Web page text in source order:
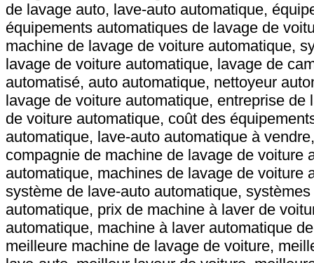
de lavage auto, lave-auto automatique,
équipements automatiques de lavage de
machine de lavage de voiture automatique,
lavage de voiture automatique, lavage de
automatisé, auto automatique, nettoyeur
lavage de voiture automatique, entreprise
de voiture automatique, coût des
automatique, lave-auto automatique à
compagnie de machine de lavage de
automatique, machines de lavage de voiture
système de lave-auto automatique,
automatique, prix de machine à laver de
automatique, machine à laver automatique
meilleure machine de lavage de voiture,